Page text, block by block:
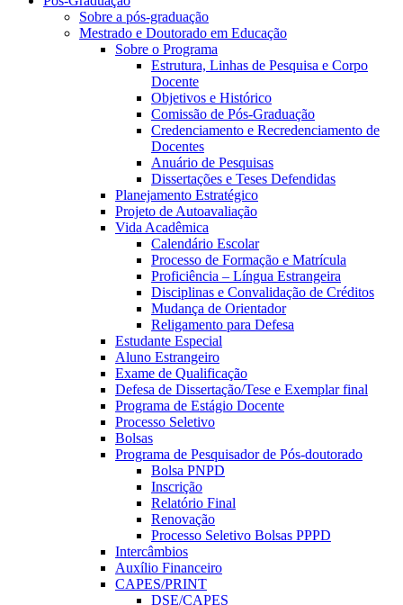
Sobre a pós-graduação
Mestrado e Doutorado em Educação
Sobre o Programa
Estrutura, Linhas de Pesquisa e Corpo
Docente
Objetivos e Histórico
Comissão de Pós-Graduação
Credenciamento e Recredenciamento de
Docentes
Anuário de Pesquisas
Dissertações e Teses Defendidas
Planejamento Estratégico
Projeto de Autoavaliação
Vida Acadêmica
Calendário Escolar
Processo de Formação e Matrícula
Proficiência – Língua Estrangeira
Disciplinas e Convalidação de Créditos
Mudança de Orientador
Religamento para Defesa
Estudante Especial
Aluno Estrangeiro
Exame de Qualificação
Defesa de Dissertação/Tese e Exemplar final
Programa de Estágio Docente
Processo Seletivo
Bolsas
Programa de Pesquisador de Pós-doutorado
Bolsa PNPD
Inscrição
Relatório Final
Renovação
Processo Seletivo Bolsas PPPD
Intercâmbios
Auxílio Financeiro
CAPES/PRINT
DSE/CAPES